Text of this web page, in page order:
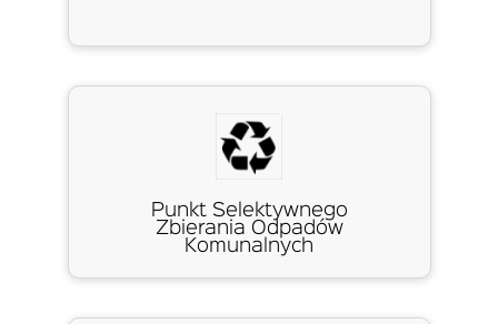
Punkt Selektywnego
Zbierania Odpadów
Komunalnych